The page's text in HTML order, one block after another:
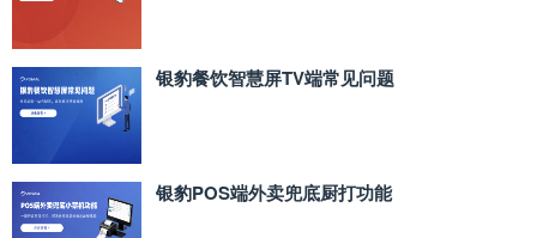
银豹餐饮智慧屏TV端常见问题
银豹POS端外卖兜底厨打功能